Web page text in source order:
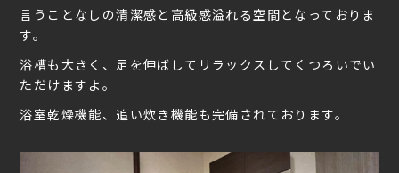
言うことなしの清潔感と高級感溢れる空間となっておりま
す。
浴槽も大きく、足を伸ばしてリラックスしてくつろいでい
ただけますよ。
浴室乾燥機能、追い炊き機能も完備されております。